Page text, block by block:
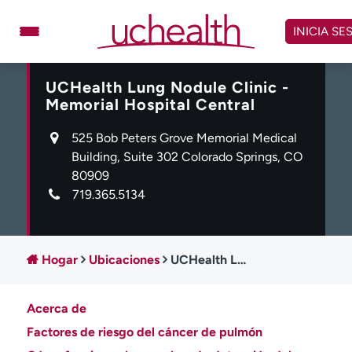
contenido
Médicos
Especialidades
Ubicaciones
Programar cita
Atención de urgencia
Dar
Carreras
Acerca de UCHealth
Clases y eventos
INICIA
UCHealth Lung Nodule Clinic -
Memorial Hospital Central
525 Bob Peters Grove Memorial Medical
Building, Suite 302 Colorado Springs, CO
80909
719.365.5134
Hogar Ubicaciones UCHealth Lung Nodule Clinic - Memorial Hospital Central
Acerca de
Factores de riesgo del cáncer de pulmón